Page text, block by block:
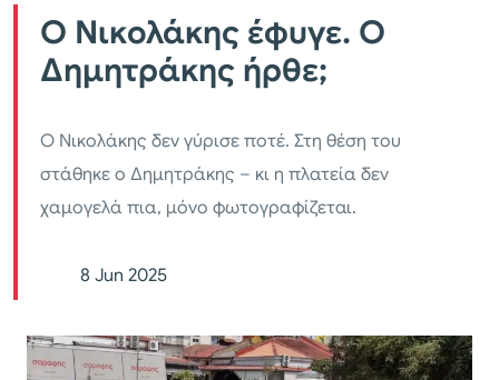
Ο Νικολάκης έφυγε. Ο
Δημητράκης ήρθε;
Ο Νικολάκης δεν γύρισε ποτέ. Στη θέση του
στάθηκε ο Δημητράκης – κι η πλατεία δεν
χαμογελά πια, μόνο φωτογραφίζεται.
8 Jun 2025